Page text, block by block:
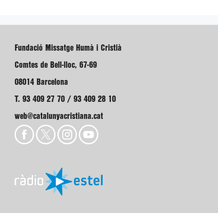
Fundació Missatge Humà i Cristià
Comtes de Bell-lloc, 67-69
08014 Barcelona
T. 93 409 27 70 / 93 409 28 10
web@catalunyacristiana.cat